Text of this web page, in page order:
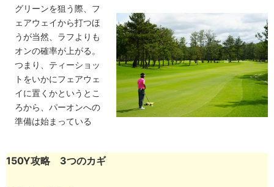
グリーンを狙う際、フ
ェアウェイから打つほ
うが当然、ラフよりも
オンの確率が上がる。
つまり、ティーショッ
トをいかにフェアウェ
イに置くかというとこ
ろから、パーオンへの
準備は始まっている
150Y攻略 3つのカギ